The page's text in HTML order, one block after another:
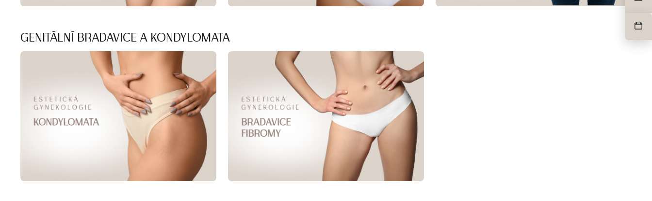
GENITÁLNÍ BRADAVICE A KONDYLOMATA